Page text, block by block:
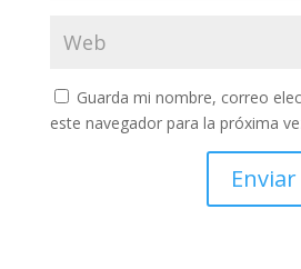
Guarda mi nombre, correo
este navegador para la próxima